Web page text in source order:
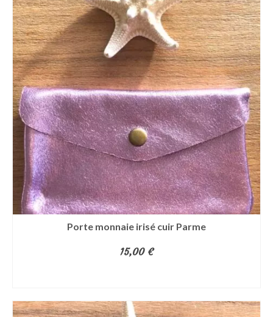
Porte monnaie irisé cuir Parme
15,00 €